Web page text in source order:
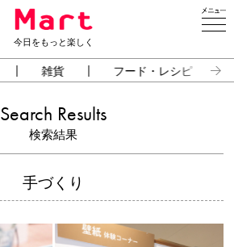
今日をもっと楽しく
雑貨 フード・レシピ
Search Results
検索結果
手づくり